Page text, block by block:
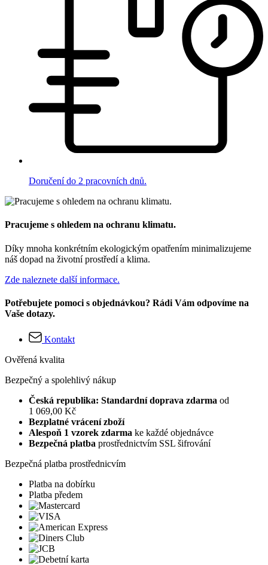
Doručení do 2 pracovních dnů.
Pracujeme s ohledem na ochranu klimatu.
Díky mnoha konkrétním ekologickým opatřením minimalizujeme
náš dopad na životní prostředí a klima.
Zde naleznete další informace.
Potřebujete pomoci s objednávkou? Rádi Vám odpovíme na
Vaše dotazy.
Kontakt
Ověřená kvalita
Bezpečný a spolehlivý nákup
Česká republika: Standardní doprava zdarma od
1 069,00 Kč
Bezplatné vrácení zboží
Alespoň 1 vzorek zdarma ke každé objednávce
Bezpečná platba prostřednictvím SSL šifrování
Bezpečná platba prostřednicvím
Platba na dobírku
Platba předem